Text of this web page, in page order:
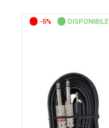
-5% DISPONIBILE